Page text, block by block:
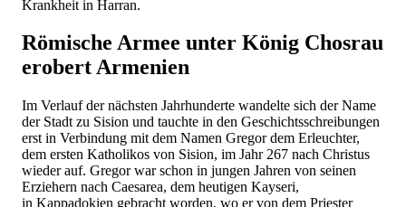
Krankheit in Harran.
Römische Armee unter König Chosrau
erobert Armenien
Im Verlauf der nächsten Jahrhunderte wandelte sich der Name
der Stadt zu Sision und tauchte in den Geschichtsschreibungen
erst in Verbindung mit dem Namen Gregor dem Erleuchter,
dem ersten Katholikos von Sision, im Jahr 267 nach Christus
wieder auf. Gregor war schon in jungen Jahren von seinen
Erziehern nach Caesarea, dem heutigen Kayseri,
in Kappadokien gebracht worden, wo er von dem Priester